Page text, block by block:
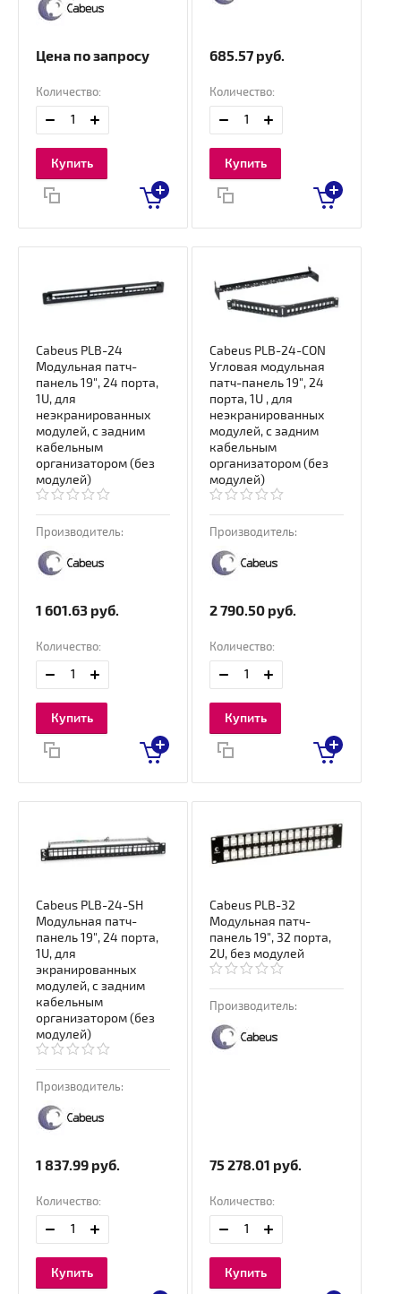
Цена по запросу
Количество:
Купить
685.57 руб.
Количество:
Купить
Cabeus PLB-24
Модульная патч-
панель 19", 24 порта,
1U, для
неэкранированных
модулей, с задним
кабельным
организатором (без
модулей)
Производитель:
1 601.63 руб.
Количество:
Купить
Cabeus PLB-24-CON
Угловая модульная
патч-панель 19", 24
порта, 1U , для
неэкранированных
модулей, с задним
кабельным
организатором (без
модулей)
Производитель:
2 790.50 руб.
Количество:
Купить
Cabeus PLB-24-SH
Модульная патч-
панель 19", 24 порта,
1U, для
экранированных
модулей, с задним
кабельным
организатором (без
модулей)
Производитель:
1 837.99 руб.
Количество:
Купить
Cabeus PLB-32
Модульная патч-
панель 19", 32 порта,
2U, без модулей
Производитель:
75 278.01 руб.
Количество:
Купить